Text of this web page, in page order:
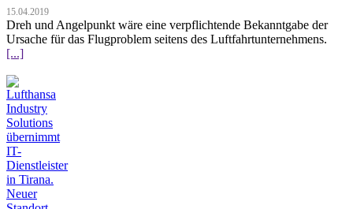
15.04.2019
Dreh und Angelpunkt wäre eine verpflichtende Bekanntgabe der
Ursache für das Flugproblem seitens des Luftfahrtunternehmens.
[...]